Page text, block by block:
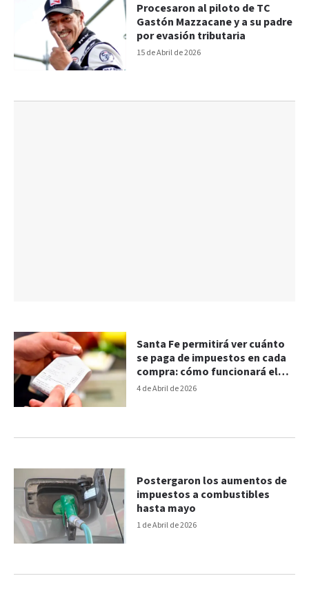
15 de Abril de 2026
Procesaron al piloto de TC
Gastón Mazzacane y a su padre
por evasión tributaria
4 de Abril de 2026
Santa Fe permitirá ver cuánto
se paga de impuestos en cada
compra: cómo funcionará el
nuevo sistema
1 de Abril de 2026
Postergaron los aumentos de
impuestos a combustibles
hasta mayo